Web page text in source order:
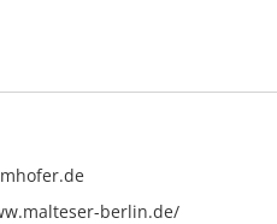
berlin.de/